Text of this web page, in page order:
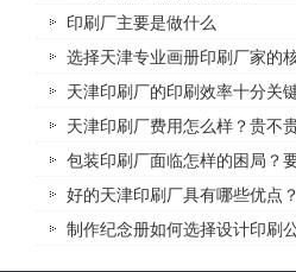
印刷厂主要是做什么
选择天津专业画册印刷厂家的
天津印刷厂的印刷效率十分关
天津印刷厂费用怎么样？贵不
包装印刷厂面临怎样的困局？
好的天津印刷厂具有哪些优点？
制作纪念册如何选择设计印刷